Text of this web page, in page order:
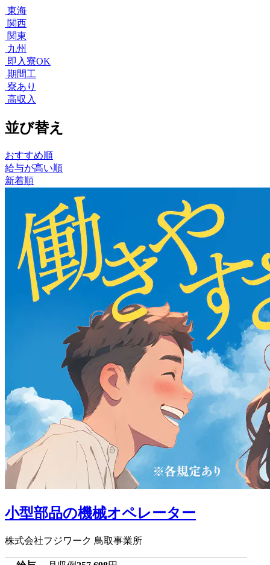
東海
関西
関東
九州
即入寮OK
期間工
寮あり
高収入
並び替え
おすすめ順
給与が高い順
新着順
小型部品の機械オペレーター
株式会社フジワーク 鳥取事業所